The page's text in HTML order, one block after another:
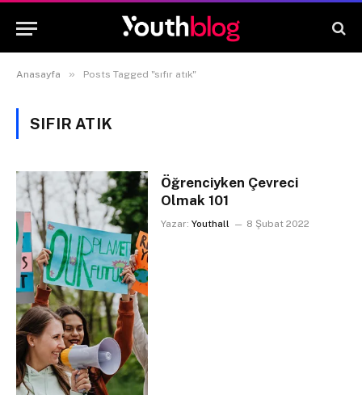
Anasayfa » Posts Tagged "sıfır atık"
SIFIR ATIK
Öğrenciyken Çevreci
Olmak 101
Yazar: Youthall 8 Şubat 2022